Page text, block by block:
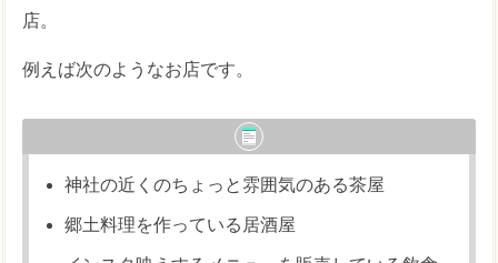
店。
例えば次のようなお店です。
神社の近くのちょっと雰囲気のある茶屋
郷土料理を作っている居酒屋